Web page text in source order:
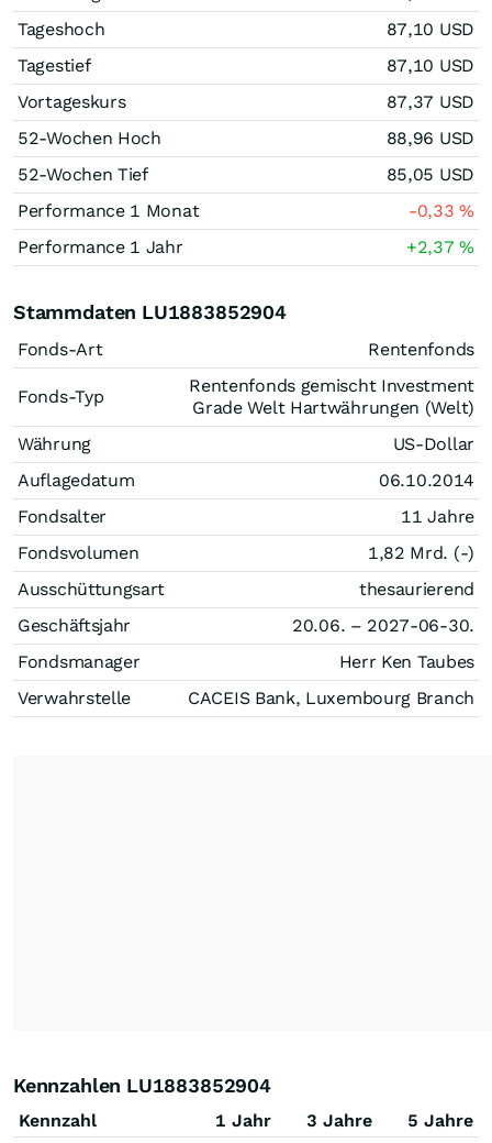
Tageshoch
87,10 USD
Tagestief
87,10 USD
Vortageskurs
87,37 USD
52-Wochen Hoch
88,96 USD
52-Wochen Tief
85,05 USD
Performance 1 Monat
-0,33%
Performance 1 Jahr
+2,37%
Stammdaten LU1883852904
Fonds-Art Rentenfonds
Fonds-Typ
Rentenfonds gemischt Investment
Grade Welt Hartwährungen (Welt)
Währung
US-Dollar
Auflagedatum
06.10.2014
Fondsalter
11 Jahre
Fondsvolumen
1,82 Mrd. (-)
Ausschüttungsart
thesaurierend
Geschäftsjahr
20.06. – 2027-06-30.
Fondsmanager
Herr Ken Taubes
Verwahrstelle
CACEIS Bank, Luxembourg Branch
Kennzahlen LU1883852904
Kennzahl 1 Jahr 3 Jahre
5 Jahre